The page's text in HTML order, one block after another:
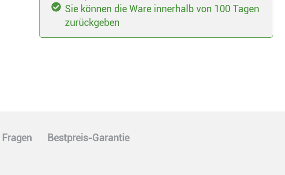
Sie können die Ware innerhalb von 100 Tagen
zurückgeben
Fragen Bestpreis-Garantie